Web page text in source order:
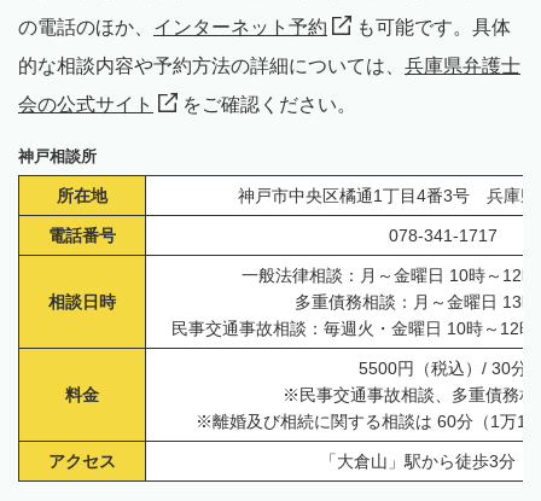
の電話のほか、 インターネット予約
も可能です。具体
的な相談内容や予約方法の詳細については、 兵庫県弁護士
会の公式サイト
をご確認ください。
神戸相談所
所在地 神戸市中央区橘通1丁目4番3号 兵庫県
電話番号 078-341-1717
相談日時
一般法律相談：月～金曜日 10時～12
多重債務相談：月～金曜日 13
民事交通事故相談：毎週火・金曜日 10時～12
料金
5500円（税込）/ 30分
※民事交通事故相談、多重債務相
※離婚及び相続に関する相談は 60分（1万
アクセス 「大倉山」駅から徒歩3分